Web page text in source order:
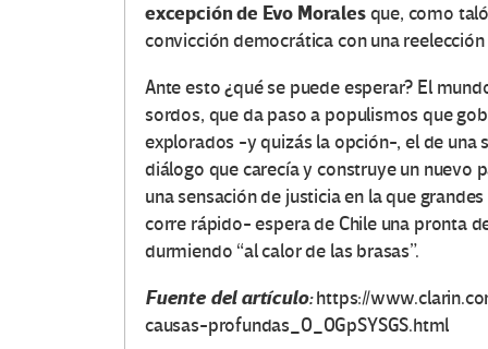
excepción de Evo Moralesque, como
convicción democrática con una
Ante esto ¿qué se puede esperar? El
sordos, que da paso a populismos que
explorados -y quizás la opción-, el de una
diálogo que carecía y construye un nuevo
una sensación de justicia en la que
corre rápido- espera de Chile una pronta
durmiendo “al calor de las brasas”.
Fuente del artículo:https://
causas-profundas_0_0GpSYSGS.html